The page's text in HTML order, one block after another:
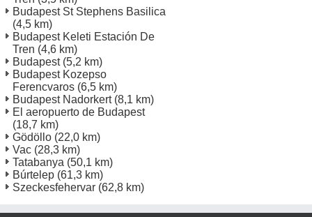
Budapest St Stephens Basilica
(4,5 km)
Budapest Keleti Estación De
Tren (4,6 km)
Budapest(5,2 km)
Budapest Kozepso
Ferencvaros (6,5 km)
Budapest Nadorkert(8,1 km)
El aeropuerto de Budapest
(18,7 km)
Gödöllo (22,0 km)
Vac (28,3 km)
Tatabanya (50,1 km)
Búrtelep (61,3 km)
Szeckesfehervar (62,8 km)